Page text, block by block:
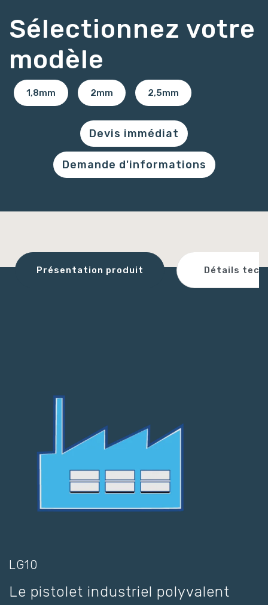
Sélectionnez votre
modèle
1,8mm 2mm 2,5mm
Devis immédiat
Demande d'informations
Présentation produit Détails
LG10
Le pistolet industriel polyvalent